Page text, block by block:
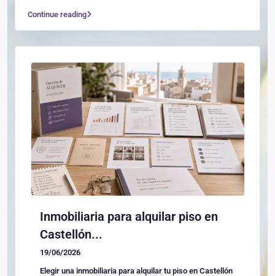
Continue reading
Inmobiliaria para alquilar piso en
Castellón...
19/06/2026
Elegir una inmobiliaria para alquilar tu piso en Castellón